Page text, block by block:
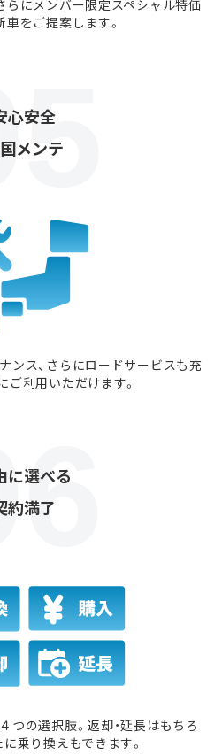
らにメンバー限定スペシャル特価
をご提案します。
心安全
メンテ
ンス、さらにロードサービスも充
ご利用いただけます。
に選べる
約満了
つの選択肢。返却・延長はもちろ
乗り換えもできます。